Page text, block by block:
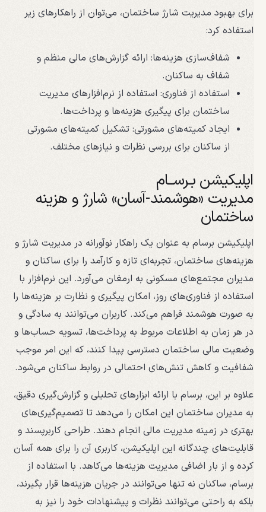
برای بهبود مدیریت شارژ ساختمان، می‌توان از راهکارهای زیر
استفاده کرد:
شفاف‌سازی هزینه‌ها: ارائه گزارش‌های مالی منظم و
شفاف به ساکنان.
استفاده از فناوری: استفاده از نرم‌افزارهای مدیریت
ساختمان برای پیگیری هزینه‌ها و پرداخت‌ها.
ایجاد کمیته‌های مشورتی: تشکیل کمیته‌های مشورتی
از ساکنان برای بررسی نظرات و نیازهای مختلف.
اپلیکیشن بـرســام
مدیریت «هوشمند-آسان» شارژ و هزینه
ساختمان
اپلیکیشن برسام به عنوان یک راهکار نوآورانه در مدیریت شارژ و
هزینه‌های ساختمان، تجربه‌ای تازه و کارآمد را برای ساکنان و
مدیران مجتمع‌های مسکونی به ارمغان می‌آورد. این نرم‌افزار با
استفاده از فناوری‌های روز، امکان پیگیری و نظارت بر هزینه‌ها را
به صورت هوشمند فراهم می‌کند. کاربران می‌توانند به سادگی و
در هر زمان به اطلاعات مربوط به پرداخت‌ها، تسویه حساب‌ها و
وضعیت مالی ساختمان دسترسی پیدا کنند، که این امر موجب
شفافیت و کاهش تنش‌های احتمالی در روابط ساکنان می‌شود.
علاوه بر این، برسام با ارائه ابزارهای تحلیلی و گزارش‌گیری دقیق،
به مدیران ساختمان این امکان را می‌دهد تا تصمیم‌گیری‌های
بهتری در زمینه مدیریت مالی انجام دهند. طراحی کاربرپسند و
قابلیت‌های چندگانه این اپلیکیشن، کاربری آن را برای همه آسان
کرده و از بار اضافی مدیریت هزینه‌ها می‌کاهد. با استفاده از
برسام، ساکنان نه تنها می‌توانند در جریان هزینه‌ها قرار بگیرند،
بلکه به راحتی می‌توانند نظرات و پیشنهادات خود را نیز به